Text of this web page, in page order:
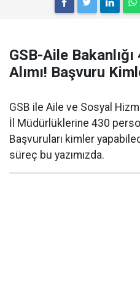
GSB-Aile
Alımı! Başvuru
GSB ile Aile ve Sosyal
İl Müdürlüklerine 430
Başvuruları kimler
süreç bu yazımızda.